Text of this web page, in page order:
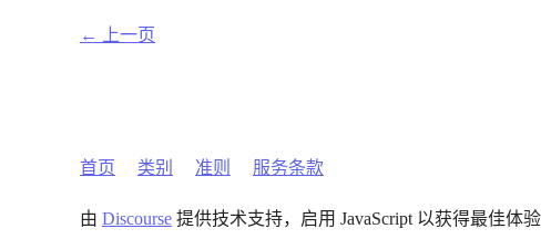
← 上一页
首页 类别 准则 服务条款
由 Discourse 提供技术支持，启用 JavaScript 以获得最佳体验